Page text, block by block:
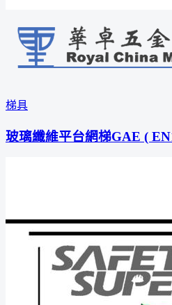
梯具
玻璃纖維平台網梯GAE (